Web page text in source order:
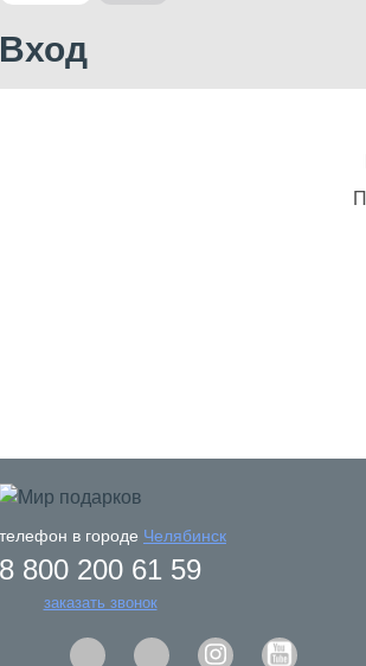
Вход
телефон в городе Челябинск
8 800 200 61 59
заказать звонок